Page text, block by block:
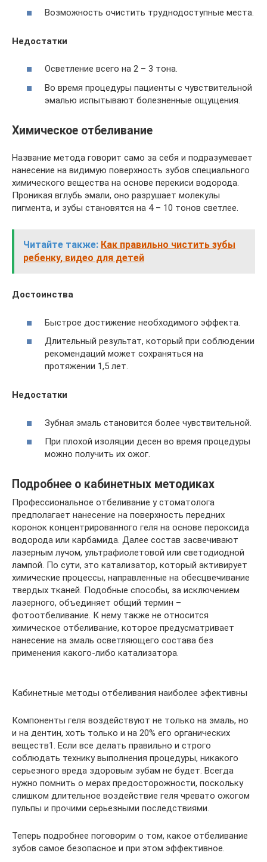
Возможность очистить труднодоступные места.
Недостатки
Осветление всего на 2 – 3 тона.
Во время процедуры пациенты с чувствительной
эмалью испытывают болезненные ощущения.
Химическое отбеливание
Название метода говорит само за себя и подразумевает
нанесение на видимую поверхность зубов специального
химического вещества на основе перекиси водорода.
Проникая вглубь эмали, оно разрушает молекулы
пигмента, и зубы становятся на 4 – 10 тонов светлее.
Читайте также: Как правильно чистить зубы
ребенку, видео для детей
Достоинства
Быстрое достижение необходимого эффекта.
Длительный результат, который при соблюдении
рекомендаций может сохраняться на
протяжении 1,5 лет.
Недостатки
Зубная эмаль становится более чувствительной.
При плохой изоляции десен во время процедуры
можно получить их ожог.
Подробнее о кабинетных методиках
Профессиональное отбеливание у стоматолога
предполагает нанесение на поверхность передних
коронок концентрированного геля на основе пероксида
водорода или карбамида. Далее состав засвечивают
лазерным лучом, ультрафиолетовой или светодиодной
лампой. По сути, это катализатор, который активирует
химические процессы, направленные на обесцвечивание
твердых тканей. Подобные способы, за исключением
лазерного, объединяет общий термин –
фотоотбеливание. К нему также не относится
химическое отбеливание, которое предусматривает
нанесение на эмаль осветляющего состава без
применения какого-либо катализатора.
Кабинетные методы отбеливания наиболее эфективны
Компоненты геля воздействуют не только на эмаль, но
и на дентин, хоть только и на 20% его органических
веществ1. Если все делать правильно и строго
соблюдать технику выполнения процедуры, никакого
серьезного вреда здоровым зубам не будет. Всегда
нужно помнить о мерах предосторожности, поскольку
слишком длительное воздействие геля чревато ожогом
пульпы и прочими серьезными последствиями.
Теперь подробнее поговорим о том, какое отбеливание
зубов самое безопасное и при этом эффективное.